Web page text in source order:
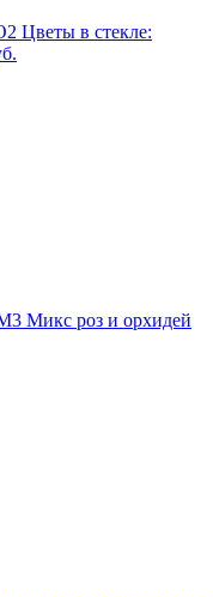
Цветы в стекле:
Микс роз и орхидей